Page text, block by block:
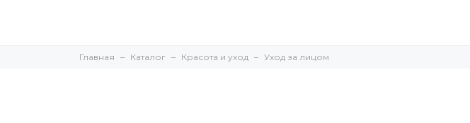
Главная Каталог Красота и уход Уход за лицом